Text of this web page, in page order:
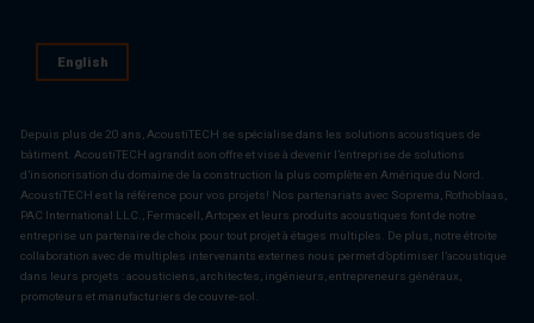
English
Depuis plus de 20 ans, AcoustiTECH se spécialise dans les solutions acoustiques de
bâtiment. AcoustiTECH agrandit son offre et vise à devenir l’entreprise de solutions
d’insonorisation du domaine de la construction la plus complète en Amérique du Nord.
AcoustiTECH est la référence pour vos projets! Nos partenariats avec Soprema, Rothoblaas,
PAC International LLC., Fermacell, Artopex et leurs produits acoustiques font de notre
entreprise un partenaire de choix pour tout projet à étages multiples. De plus, notre étroite
collaboration avec de multiples intervenants externes nous permet d’optimiser l’acoustique
dans leurs projets : acousticiens, architectes, ingénieurs, entrepreneurs généraux,
promoteurs et manufacturiers de couvre-sol.